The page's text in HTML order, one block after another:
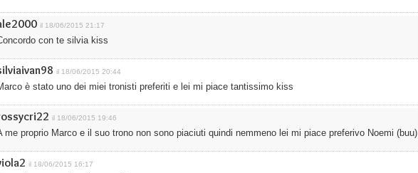
il 18/06/2015 21:17
con te silvia kiss
il 18/06/2015 20:44
è stato uno dei miei tronisti preferiti e lei mi piace tantissimo kiss
il 18/06/2015 19:46
me proprio Marco e il suo trono non sono piaciuti quindi nemmeno lei mi piace preferivo Noemi (buu)
il 18/06/2015 16:17